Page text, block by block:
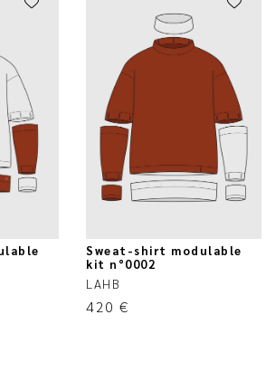
Sweat-shirt modulable
kit n°0002
LAHB
420 €